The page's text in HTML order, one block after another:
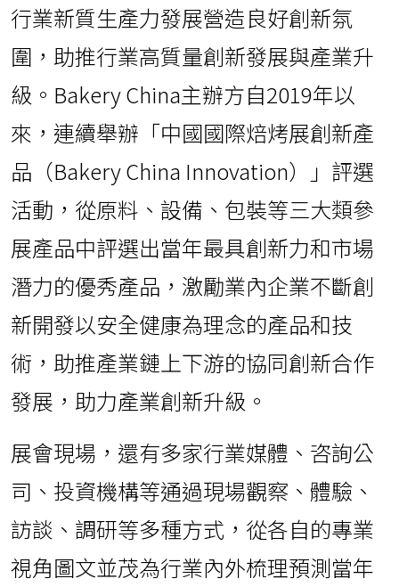
行業新質生產力發展營造良好創新氛
圍，助推行業高質量創新發展與產業升
級。Bakery China主辦方自2019年以
來，連續舉辦「中國國際焙烤展創新產
品（Bakery China Innovation）」評選
活動，從原料、設備、包裝等三大類參
展產品中評選出當年最具創新力和市場
潛力的優秀產品，激勵業內企業不斷創
新開發以安全健康為理念的產品和技
術，助推產業鏈上下游的協同創新合作
發展，助力產業創新升級。
展會現場，還有多家行業媒體、咨詢公
司、投資機構等通過現場觀察、體驗、
訪談、調研等多種方式，從各自的專業
視角圖文並茂為行業內外梳理預測當年